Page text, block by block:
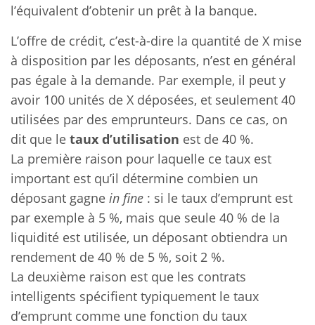
l’équivalent d’obtenir un prêt à la banque.
L’offre de crédit, c’est-à-dire la quantité de X mise
à disposition par les déposants, n’est en général
pas égale à la demande. Par exemple, il peut y
avoir 100 unités de X déposées, et seulement 40
utilisées par des emprunteurs. Dans ce cas, on
dit que le taux d’utilisation est de 40 %.
La première raison pour laquelle ce taux est
important est qu’il détermine combien un
déposant gagne in fine : si le taux d’emprunt est
par exemple à 5 %, mais que seule 40 % de la
liquidité est utilisée, un déposant obtiendra un
rendement de 40 % de 5 %, soit 2 %.
La deuxième raison est que les contrats
intelligents spécifient typiquement le taux
d’emprunt comme une fonction du taux